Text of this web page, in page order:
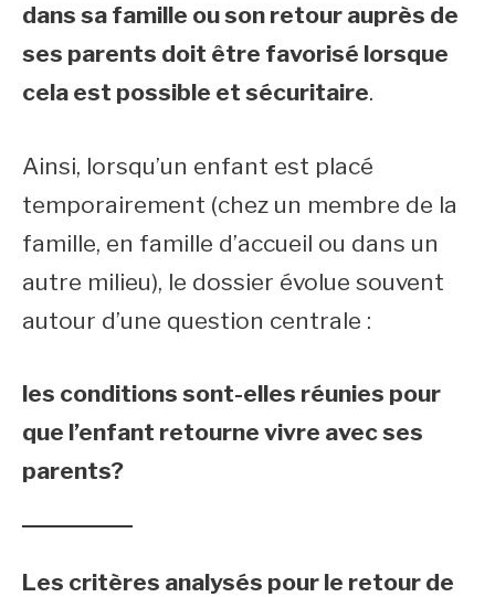
dans sa famille ou son retour auprès de
ses parents doit être favorisé lorsque
cela est possible et sécuritaire.
Ainsi, lorsqu’un enfant est placé
temporairement (chez un membre de la
famille, en famille d’accueil ou dans un
autre milieu), le dossier évolue souvent
autour d’une question centrale :
les conditions sont-elles réunies pour
que l’enfant retourne vivre avec ses
parents?
Les critères analysés pour le retour de